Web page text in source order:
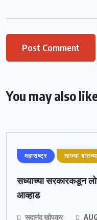
You may also
महाराष्ट्र ताज्या
सध्याच्या सरकारकडून
आव्हाड
सदानंद खोपकर